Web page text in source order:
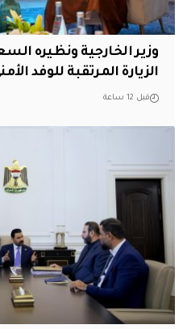
وزير الخارجية ونظيره
الزيارة المرتقبة للوفد
قبل 12 ساعة